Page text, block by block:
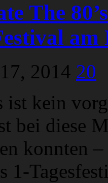
The
2014 20
ist kein
bei diese
konnten
1-